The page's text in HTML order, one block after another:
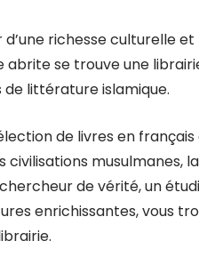
richesse culturelle
se trouve une
littérature islamique.
de livres en
civilisations musulmanes,
de vérité, un
enrichissantes, vous